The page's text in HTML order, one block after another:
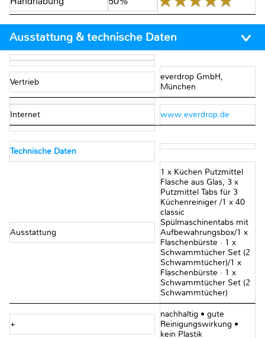
Ausstattung & technische Daten
Vertrieb
everdrop GmbH,
München
Internet www.everdrop.de
Technische Daten
Ausstattung
1 x Küchen Putzmittel
Flasche aus Glas, 3 x
Putzmittel Tabs für 3
Küchenreiniger /1 x 40
classic
Spülmaschinentabs mit
Aufbewahrungsbox/1 x
Flaschenbürste · 1 x
Schwammtücher Set (2
Schwammtücher)/1 x
Flaschenbürste · 1 x
Schwammtücher Set (2
Schwammtücher)
+
nachhaltig • gute
Reinigungswirkung •
kein Plastik